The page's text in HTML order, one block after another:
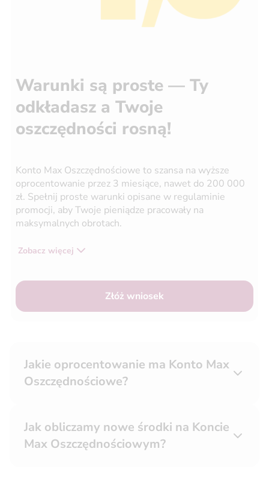
Warunki są proste — Ty
odkładasz a Twoje
oszczędności rosną!
Konto Max Oszczędnościowe to szansa na wyższe
oprocentowanie przez 3 miesiące, nawet do 200 000
zł. Spełnij proste warunki opisane w regulaminie
promocji, aby Twoje pieniądze pracowały na
maksymalnych obrotach.
Zobacz więcej
Złóż wniosek
Jakie oprocentowanie ma Konto Max
Oszczędnościowe?
Jak obliczamy nowe środki na Koncie
Max Oszczędnościowym?